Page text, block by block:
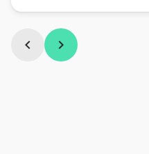
chevron_left chevron_right